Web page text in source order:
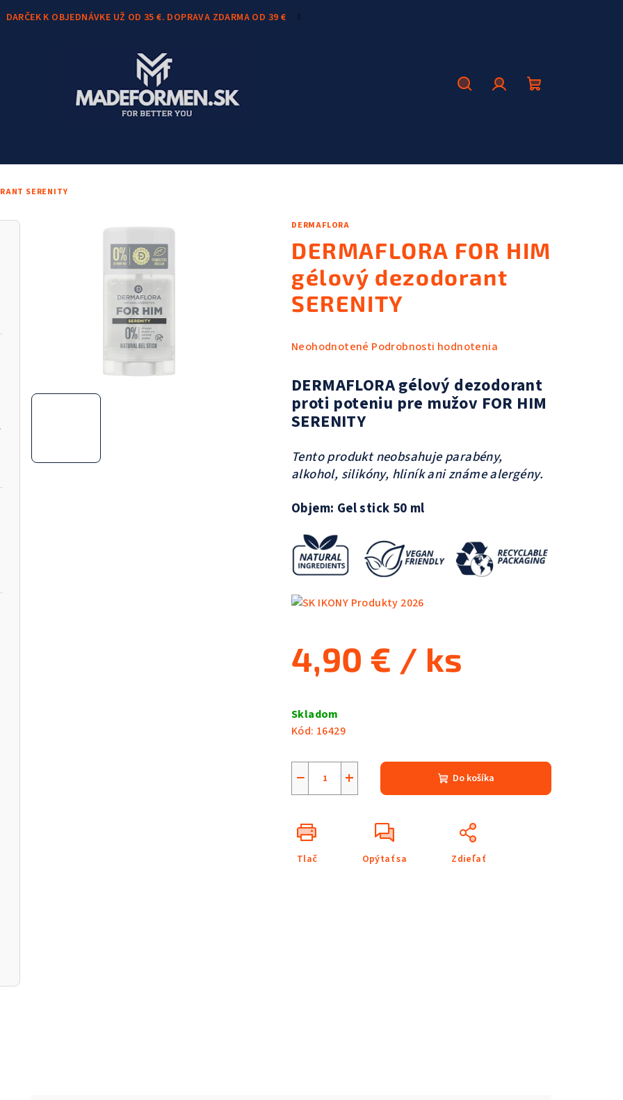
DARČEK K OBJEDNÁVKE UŽ OD 35 €. DOPRAVA ZDARMA OD 39 €
SERENITY
DERMAFLORA
DERMAFLORA FOR HIM
gélový dezodorant
SERENITY
Priemerné
produktu
0,0
z
hviezdičiek.
Neohodnotené Podrobnosti hodnotenia
DERMAFLORA gélový dezodorant
proti poteniu pre mužov FOR HIM
SERENITY
Tento produkt neobsahuje parabény,
alkohol, silikóny, hliník ani známe alergény.
Objem: Gel stick 50 ml
4,90 € / ks
cena:
Skladom
Kód: 16429
+
− Do košíka
Tlač Opýtať sa Zdieľať